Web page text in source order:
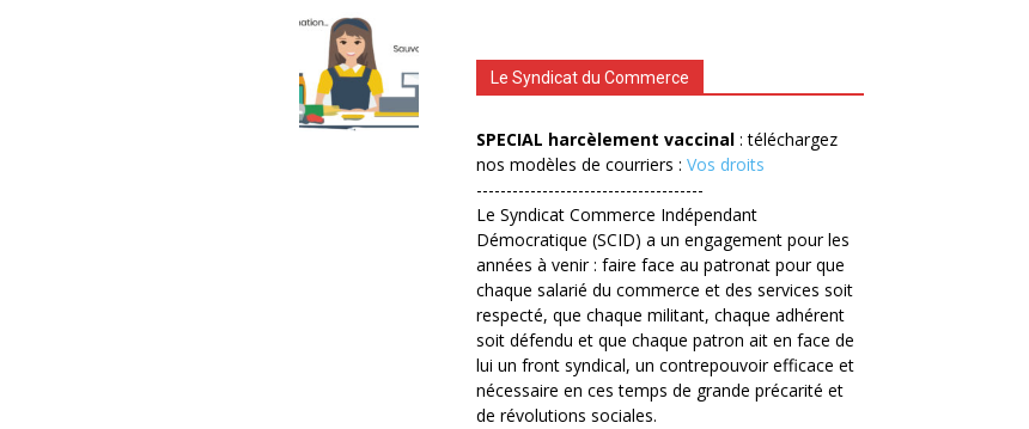
Le Syndicat du Commerce
SPECIAL harcèlement vaccinal : téléchargez
nos modèles de courriers : Vos droits
--------------------------------------
Le Syndicat Commerce Indépendant
Démocratique (SCID) a un engagement pour les
années à venir : faire face au patronat pour que
chaque salarié du commerce et des services soit
respecté, que chaque militant, chaque adhérent
soit défendu et que chaque patron ait en face de
lui un front syndical, un contrepouvoir efficace et
nécessaire en ces temps de grande précarité et
de révolutions sociales.